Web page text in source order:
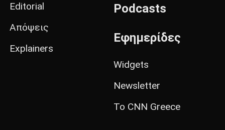
Editorial
Απόψεις
Explainers
Podcasts
Εφημερίδες
Widgets
Newsletter
Το CNN Greece